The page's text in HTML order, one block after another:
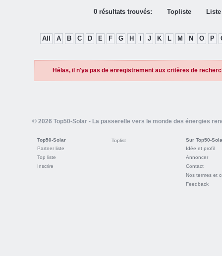
0 résultats trouvés: Topliste
All A B C D E F G H J K L M N O P
Hélas, il n'ya pas de enregistrement aux critères de
© 2026 Top50-Solar - La passerelle vers le monde des énergies
Top50-Solar
Partner liste
Top liste
Inscrire
Toplist
Sur Top50-
Idée et profil
Annoncer
Contact
Nos termes et
Feedback